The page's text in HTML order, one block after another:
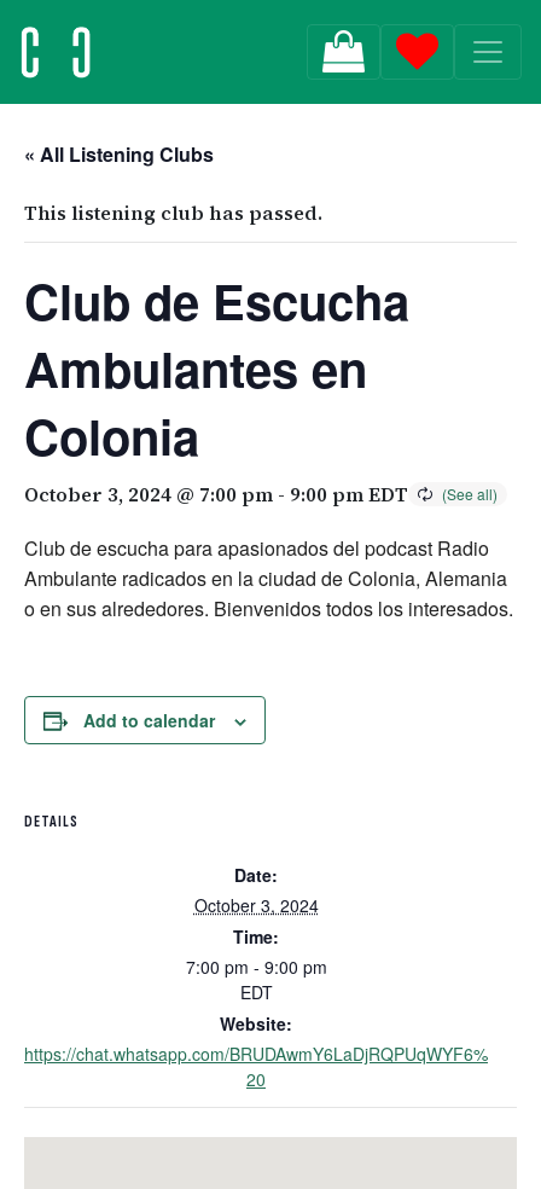
MAIN NAVIGATION
« All Listening Clubs
This listening club has passed.
Club de Escucha
Ambulantes en
Colonia
October 3, 2024 @ 7:00 pm - 9:00 pmEDT
Club de escucha para apasionados del podcast Radio
Ambulante radicados en la ciudad de Colonia, Alemania
o en sus alrededores. Bienvenidos todos los interesados.
Add to calendar
DETAILS
Date:
October 3, 2024
Time:
7:00 pm - 9:00 pm
EDT
Website:
https://chat.whatsapp.com/BRUDAwmY6LaDjRQPUqWYF6%
20